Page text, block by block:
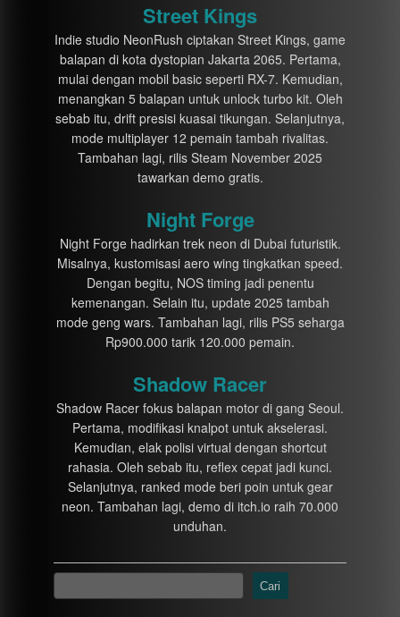
Street Kings
Indie studio NeonRush ciptakan Street Kings, game
balapan di kota dystopian Jakarta 2065. Pertama,
mulai dengan mobil basic seperti RX-7. Kemudian,
menangkan 5 balapan untuk unlock turbo kit. Oleh
sebab itu, drift presisi kuasai tikungan. Selanjutnya,
mode multiplayer 12 pemain tambah rivalitas.
Tambahan lagi, rilis Steam November 2025
tawarkan demo gratis.
Night Forge
Night Forge hadirkan trek neon di Dubai futuristik.
Misalnya, kustomisasi aero wing tingkatkan speed.
Dengan begitu, NOS timing jadi penentu
kemenangan. Selain itu, update 2025 tambah
mode geng wars. Tambahan lagi, rilis PS5 seharga
Rp900.000 tarik 120.000 pemain.
Shadow Racer
Shadow Racer fokus balapan motor di gang Seoul.
Pertama, modifikasi knalpot untuk akselerasi.
Kemudian, elak polisi virtual dengan shortcut
rahasia. Oleh sebab itu, reflex cepat jadi kunci.
Selanjutnya, ranked mode beri poin untuk gear
neon. Tambahan lagi, demo di itch.io raih 70.000
unduhan.
Cari